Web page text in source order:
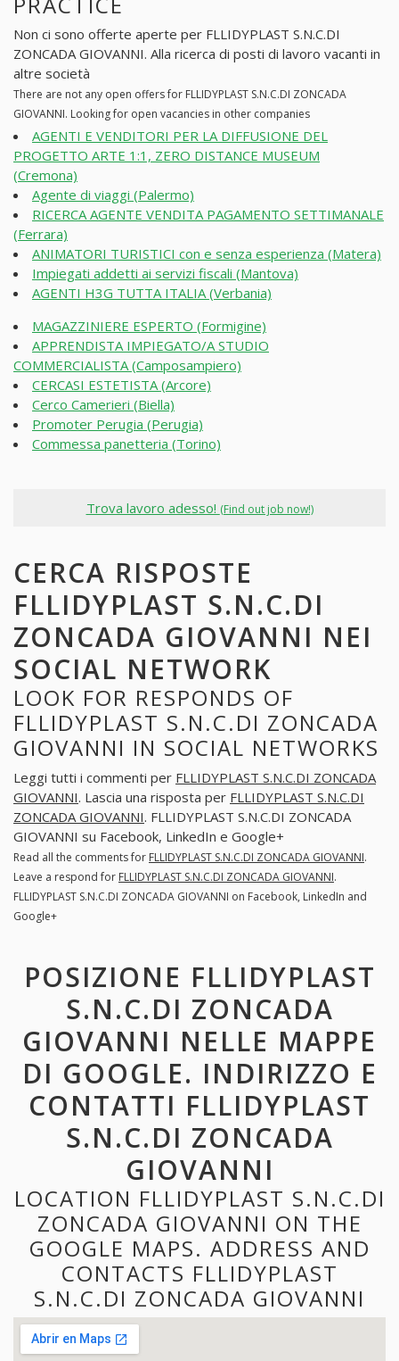
Non ci sono offerte aperte per FLLIDYPLAST S.N.C.DI
ZONCADA GIOVANNI. Alla ricerca di posti di lavoro vacanti in
altre società
There are not any open offers for FLLIDYPLAST S.N.C.DI ZONCADA
GIOVANNI. Looking for open vacancies in other companies
AGENTI E VENDITORI PER LA DIFFUSIONE DEL
PROGETTO ARTE 1:1, ZERO DISTANCE MUSEUM
(Cremona)
Agente di viaggi (Palermo)
RICERCA AGENTE VENDITA PAGAMENTO SETTIMANALE
(Ferrara)
ANIMATORI TURISTICI con e senza esperienza (Matera)
Impiegati addetti ai servizi fiscali (Mantova)
AGENTI H3G TUTTA ITALIA (Verbania)
MAGAZZINIERE ESPERTO (Formigine)
APPRENDISTA IMPIEGATO/A STUDIO
COMMERCIALISTA (Camposampiero)
CERCASI ESTETISTA (Arcore)
Cerco Camerieri (Biella)
Promoter Perugia (Perugia)
Commessa panetteria (Torino)
Trova lavoro adesso! (Find out job now!)
CERCA RISPOSTE
FLLIDYPLAST S.N.C.DI
ZONCADA GIOVANNI NEI
SOCIAL NETWORK
LOOK FOR RESPONDS OF
FLLIDYPLAST S.N.C.DI ZONCADA
GIOVANNI IN SOCIAL NETWORKS
Leggi tutti i commenti per FLLIDYPLAST S.N.C.DI ZONCADA
GIOVANNI. Lascia una risposta per FLLIDYPLAST S.N.C.DI
ZONCADA GIOVANNI. FLLIDYPLAST S.N.C.DI ZONCADA
GIOVANNI su Facebook, LinkedIn e Google+
Read all the comments for FLLIDYPLAST S.N.C.DI ZONCADA GIOVANNI.
Leave a respond for FLLIDYPLAST S.N.C.DI ZONCADA GIOVANNI.
FLLIDYPLAST S.N.C.DI ZONCADA GIOVANNI on Facebook, LinkedIn and
Google+
POSIZIONE FLLIDYPLAST
S.N.C.DI ZONCADA
GIOVANNI NELLE MAPPE
DI GOOGLE. INDIRIZZO E
CONTATTI FLLIDYPLAST
S.N.C.DI ZONCADA
GIOVANNI
LOCATION FLLIDYPLAST S.N.C.DI
ZONCADA GIOVANNI ON THE
GOOGLE MAPS. ADDRESS AND
CONTACTS FLLIDYPLAST
S.N.C.DI ZONCADA GIOVANNI